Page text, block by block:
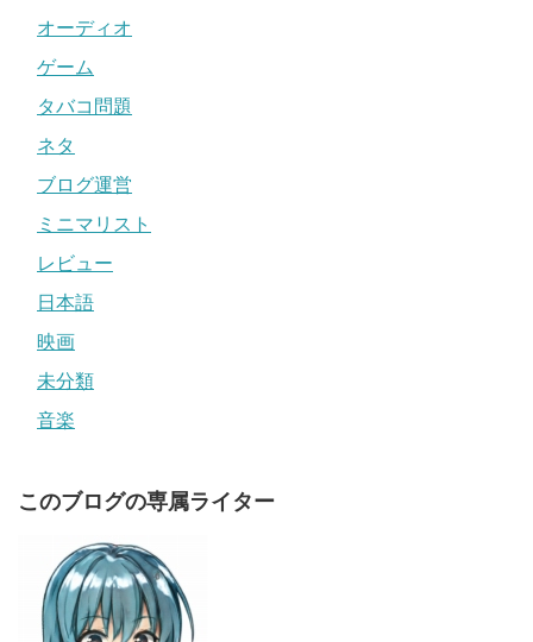
オーディオ
ゲーム
タバコ問題
ネタ
ブログ運営
ミニマリスト
レビュー
日本語
映画
未分類
音楽
このブログの専属ライター